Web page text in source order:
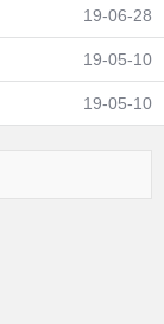
19-06-28
19-05-10
19-05-10